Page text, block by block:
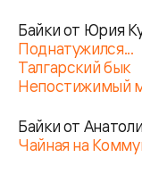
Байки от Юрия
Поднатужился...
Талгарский бык
Непостижимый
Байки от
Чайная на